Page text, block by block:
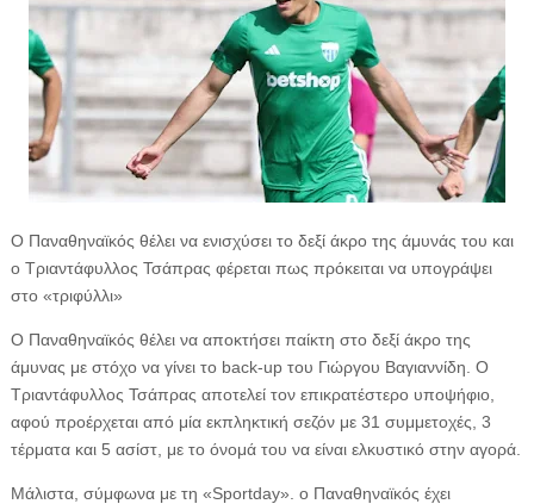
Ο Παναθηναϊκός θέλει να ενισχύσει το δεξί άκρο της άμυνάς του και
ο Τριαντάφυλλος Τσάπρας φέρεται πως πρόκειται να υπογράψει
στο «τριφύλλι»
Ο Παναθηναϊκός θέλει να αποκτήσει παίκτη στο δεξί άκρο της
άμυνας με στόχο να γίνει το back-up του Γιώργου Βαγιαννίδη. Ο
Τριαντάφυλλος Τσάπρας αποτελεί τον επικρατέστερο υποψήφιο,
αφού προέρχεται από μία εκπληκτική σεζόν με 31 συμμετοχές, 3
τέρματα και 5 ασίστ, με το όνομά του να είναι ελκυστικό στην αγορά.
Μάλιστα, σύμφωνα με τη «Sportday». ο Παναθηναϊκός έχει